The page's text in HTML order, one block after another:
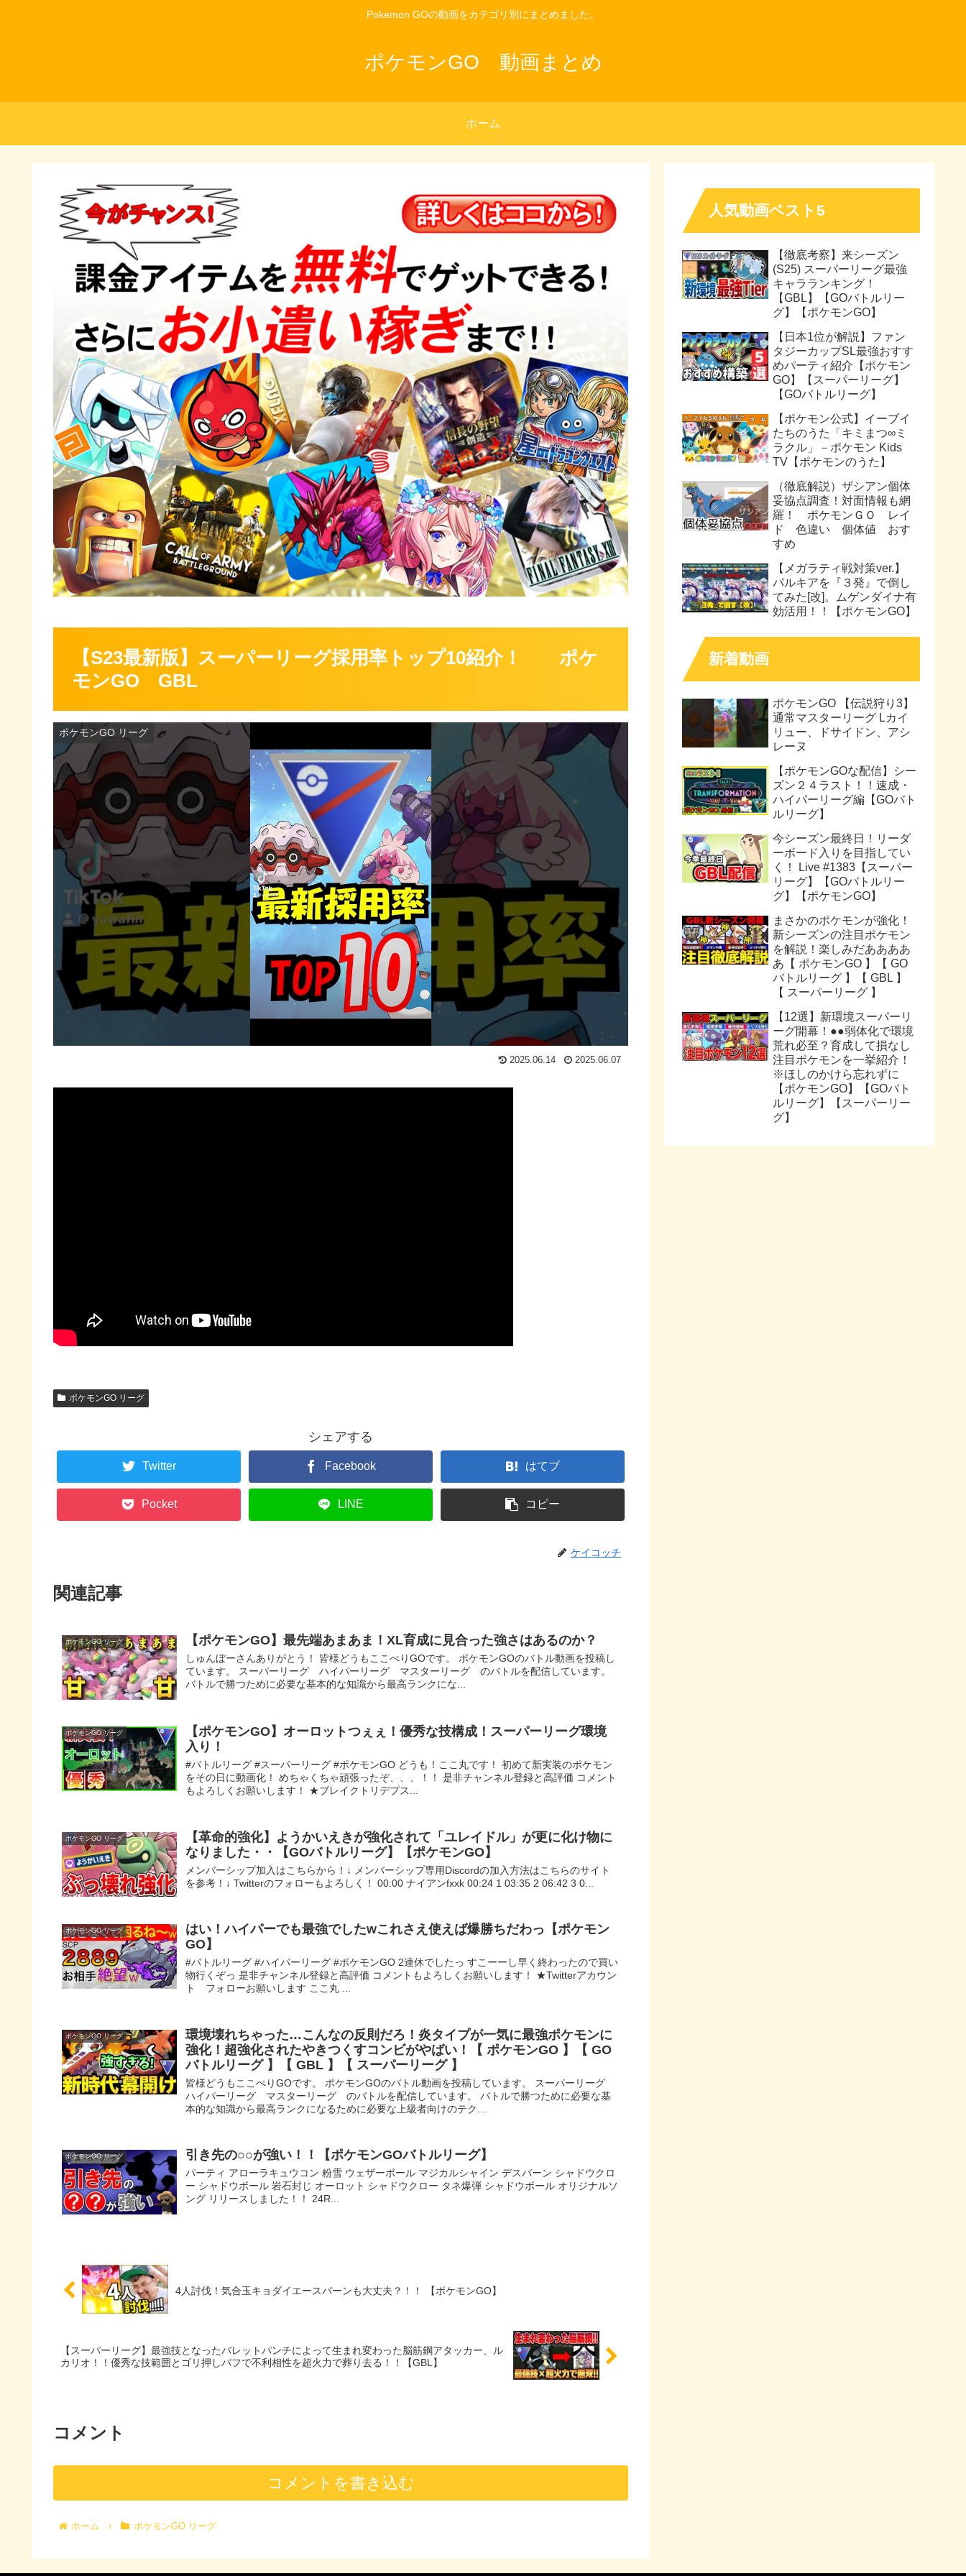
Pokemon GOの動画をカテゴリ別にまとめました。
ポケモンGO 動画まとめ
ホーム
【S23最新版】スーパーリーグ採用率トップ10紹介！ ポケ
モンGO GBL
ポケモンGO リーグ
2025.06.14 2025.06.07
ポケモンGO リーグ
シェアする
Twitter Facebook はてブ
Pocket LINE コピー
ケイコッチ
関連記事
ポケモンGO リーグ 【ポケモンGO】最先端あまあま！XL育成に見合った強さはあるのか？
しゅんぼーさんありがとう！ 皆様どうもここぺりGOです。 ポケモンGOのバトル動画を投稿し
ています。 スーパーリーグ ハイパーリーグ マスターリーグ のバトルを配信しています。
バトルで勝つために必要な基本的な知識から最高ランクにな...
ポケモンGO リーグ
【ポケモンGO】オーロットつぇぇ！優秀な技構成！スーパーリーグ環境
入り！
#バトルリーグ #スーパーリーグ #ポケモンGO どうも！ここ丸です！ 初めて新実装のポケモン
をその日に動画化！ めちゃくちゃ頑張ったぞ、、、！！ 是非チャンネル登録と高評価 コメント
もよろしくお願いします！ ★ブレイクトリデプス...
ポケモンGO リーグ
【革命的強化】ようかいえきが強化されて「ユレイドル」が更に化け物に
なりました・・【GOバトルリーグ】【ポケモンGO】
メンバーシップ加入はこちらから！↓ メンバーシップ専用Discordの加入方法はこちらのサイト
を参考！↓ Twitterのフォローもよろしく！ 00:00 ナイアンfxxk 00:24 1 03:35 2 06:42 3 0...
ポケモンGO リーグ
はい！ハイパーでも最強でしたwこれさえ使えば爆勝ちだわっ【ポケモン
GO】
#バトルリーグ #ハイパーリーグ #ポケモンGO 2連休でしたっ すこーーし早く終わったので買い
物行くぞっ 是非チャンネル登録と高評価 コメントもよろしくお願いします！ ★Twitterアカウン
ト フォローお願いします ここ丸 ...
ポケモンGO リーグ
環境壊れちゃった…こんなの反則だろ！炎タイプが一気に最強ポケモンに
強化！超強化されたやきつくすコンビがやばい！【 ポケモンGO 】【 GO
バトルリーグ 】【 GBL 】【 スーパーリーグ 】
皆様どうもここぺりGOです。 ポケモンGOのバトル動画を投稿しています。 スーパーリーグ
ハイパーリーグ マスターリーグ のバトルを配信しています。 バトルで勝つために必要な基
本的な知識から最高ランクになるために必要な上級者向けのテク...
ポケモンGO リーグ 引き先の○○が強い！！【ポケモンGOバトルリーグ】
パーティ アローラキュウコン 粉雪 ウェザーボール マジカルシャイン デスバーン シャドウクロ
ー シャドウボール 岩石封じ オーロット シャドウクロー タネ爆弾 シャドウボール オリジナルソ
ング リリースしました！！ 24R...
4人討伐！気合玉キョダイエースバーンも大丈夫？！！ 【ポケモンGO】
【スーパーリーグ】最強技となったバレットパンチによって生まれ変わった脳筋鋼アタッカー、ル
カリオ！！優秀な技範囲とゴリ押しバフで不利相性を超火力で葬り去る！！【GBL】
コメント
コメントを書き込む
ホーム ポケモンGO リーグ
人気動画ベスト5
【徹底考察】来シーズン
(S25) スーパーリーグ最強
キャラランキング！
【GBL】【GOバトルリー
グ】【ポケモンGO】
【日本1位が解説】ファン
タジーカップSL最強おすす
めパーティ紹介【ポケモン
GO】【スーパーリーグ】
【GOバトルリーグ】
【ポケモン公式】イーブイ
たちのうた「キミまつ∞ミ
ラクル」－ポケモン Kids
TV【ポケモンのうた】
（徹底解説）ザシアン個体
妥協点調査！対面情報も網
羅！ ポケモンＧＯ レイ
ド 色違い 個体値 おす
すめ
【メガラティ戦対策ver.】
パルキアを『３発』で倒し
てみた[改]。ムゲンダイナ有
効活用！！【ポケモンGO】
新着動画
ポケモンGO 【伝説狩り3】
通常マスターリーグ Lカイ
リュー、ドサイドン、アシ
レーヌ
【ポケモンGOな配信】シー
ズン２４ラスト！！速成・
ハイパーリーグ編【GOバト
ルリーグ】
今シーズン最終日！リーダ
ーボード入りを目指してい
く！ Live #1383【スーパー
リーグ】【GOバトルリー
グ】【ポケモンGO】
まさかのポケモンが強化！
新シーズンの注目ポケモン
を解説！楽しみだああああ
あ【 ポケモンGO 】【 GO
バトルリーグ 】【 GBL 】
【 スーパーリーグ 】
【12選】新環境スーパーリ
ーグ開幕！●●弱体化で環境
荒れ必至？育成して損なし
注目ポケモンを一挙紹介！
※ほしのかけら忘れずに
【ポケモンGO】【GOバト
ルリーグ】【スーパーリー
グ】